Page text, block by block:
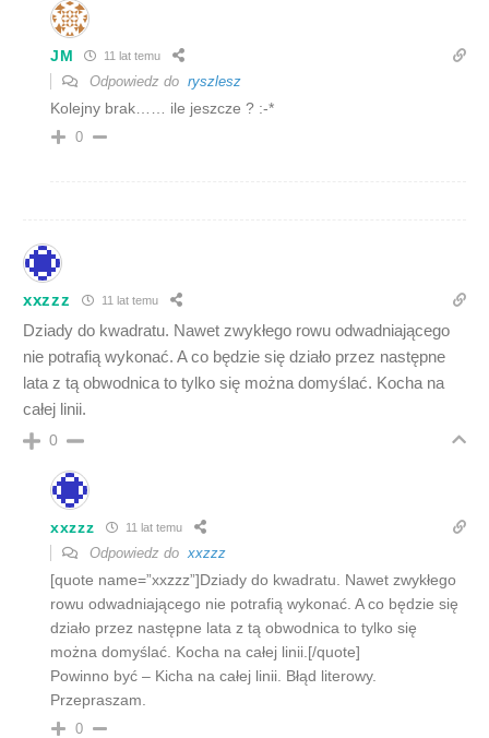
JM 11 lat temu
Odpowiedz do ryszlesz
Kolejny brak…… ile jeszcze ? :-*
0
xxzzz 11 lat temu
Dziady do kwadratu. Nawet zwykłego rowu odwadniającego
nie potrafią wykonać. A co będzie się działo przez następne
lata z tą obwodnica to tylko się można domyślać. Kocha na
całej linii.
0
xxzzz 11 lat temu
Odpowiedz do xxzzz
[quote name=”xxzzz”]Dziady do kwadratu. Nawet zwykłego
rowu odwadniającego nie potrafią wykonać. A co będzie się
działo przez następne lata z tą obwodnica to tylko się
można domyślać. Kocha na całej linii.[/quote]
Powinno być – Kicha na całej linii. Błąd literowy.
Przepraszam.
0